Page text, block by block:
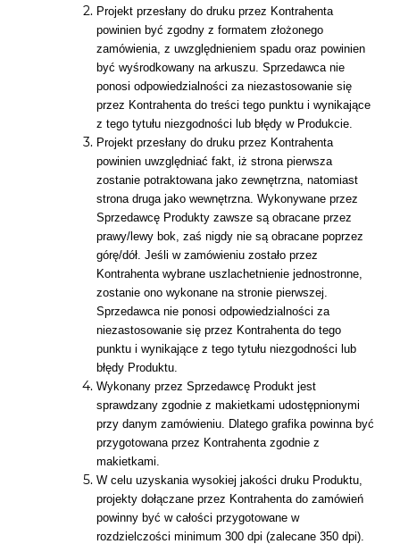
Projekt przesłany do druku przez Kontrahenta
powinien być zgodny z formatem złożonego
zamówienia, z uwzględnieniem spadu oraz powinien
być wyśrodkowany na arkuszu. Sprzedawca nie
ponosi odpowiedzialności za niezastosowanie się
przez Kontrahenta do treści tego punktu i wynikające
z tego tytułu niezgodności lub błędy w Produkcie.
Projekt przesłany do druku przez Kontrahenta
powinien uwzględniać fakt, iż strona pierwsza
zostanie potraktowana jako zewnętrzna, natomiast
strona druga jako wewnętrzna. Wykonywane przez
Sprzedawcę Produkty zawsze są obracane przez
prawy/lewy bok, zaś nigdy nie są obracane poprzez
górę/dół. Jeśli w zamówieniu zostało przez
Kontrahenta wybrane uszlachetnienie jednostronne,
zostanie ono wykonane na stronie pierwszej.
Sprzedawca nie ponosi odpowiedzialności za
niezastosowanie się przez Kontrahenta do tego
punktu i wynikające z tego tytułu niezgodności lub
błędy Produktu.
Wykonany przez Sprzedawcę Produkt jest
sprawdzany zgodnie z makietkami udostępnionymi
przy danym zamówieniu. Dlatego grafika powinna być
przygotowana przez Kontrahenta zgodnie z
makietkami.
W celu uzyskania wysokiej jakości druku Produktu,
projekty dołączane przez Kontrahenta do zamówień
powinny być w całości przygotowane w
rozdzielczości minimum 300 dpi (zalecane 350 dpi).